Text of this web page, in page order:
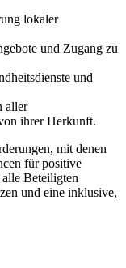
lokaler
und Zugang zu
und
aller
ihrer Herkunft.
mit denen
für positive
alle Beteiligten
und eine inklusive,